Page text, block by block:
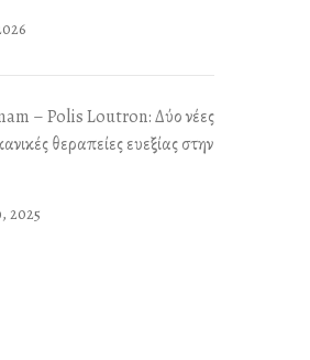
– Polis Loutron: Δύο νέες
θεραπείες ευεξίας στην
2025